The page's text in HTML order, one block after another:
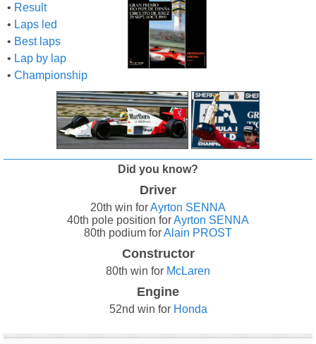
• Result
• Laps led
• Best laps
• Lap by lap
• Championship
Did you know?
Driver
20th win forAyrton SENNA
40th pole position forAyrton SENNA
80th podium forAlain PROST
Constructor
80th win for McLaren
Engine
52nd win for Honda